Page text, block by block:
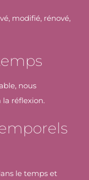
modifié, rénové,
nous
la réflexion.
le temps et